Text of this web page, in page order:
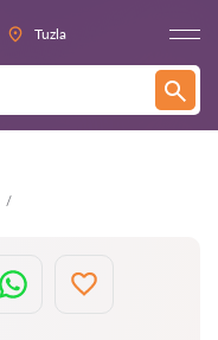
Tuzla